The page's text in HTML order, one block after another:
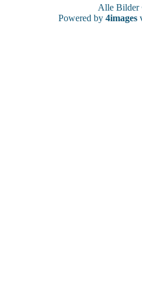
Alle
Powered by 4images